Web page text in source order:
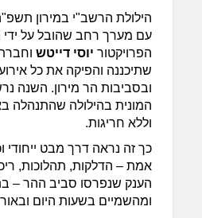
הילולת הרשב"י במירון
עם מערך רחב שהובל על
הפרויקטור יוסי דייטש
שתיכננה והפיקה את כל
ובסביבות הר מירון. השנה
המונית בהילולה שהתנהלה
וללא חריגות.
כך זה נראה דרך מבט ייחודי
אמת – הדלקות, תהלוכות,
הענק שנפרסו סביב ההר –
ומהשמיים בשעות היום